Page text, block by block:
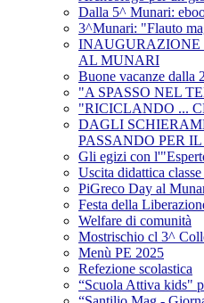
Dalla 5^ Munari:
3^Munari: "Flauto
INAUGURAZIONE
AL MUNARI
Buone vacanze dalla
"A SPASSO NEL
"RICICLANDO ...
DAGLI
PASSANDO PER
Gli egizi con
Uscita didattica classe
PiGreco Day al
Festa della
Welfare di comunità
Mostrischio cl 3^
Menù PE 2025
Refezione scolastica
“Scuola Attiva kids"